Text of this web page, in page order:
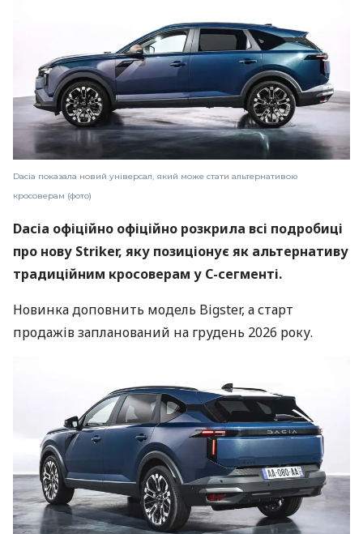
Dacia показала новий універсал, який може стати альтернативою
кросоверам (фото)
Dacia офіційно офіційно розкрила всі подробиці
про нову Striker, яку позиціонує як альтернативу
традиційним кросоверам у C-сегменті.
Новинка доповнить модель Bigster, а старт
продажів запланований на грудень 2026 року.